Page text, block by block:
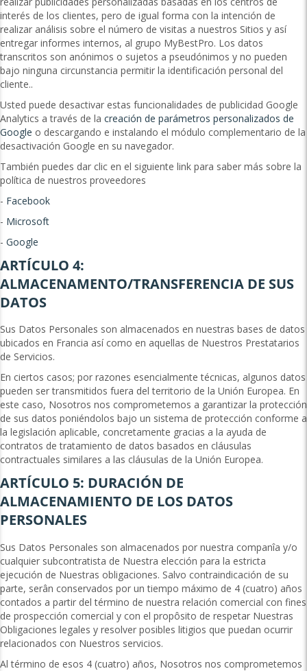
interés de los clientes, pero de igual forma con la intención de
realizar análisis sobre el número de visitas a nuestros Sitios y así
entregar informes internos, al grupo MyBestPro. Los datos
transcritos son anónimos o sujetos a pseudónimos y no pueden
bajo ninguna circunstancia permitir la identificación personal del
cliente..
Usted puede desactivar estas funcionalidades de publicidad Google
Analytics a través de la creación de parámetros personalizados de
Google o descargando e instalando el módulo complementario de la
desactivación Google en su navegador.
También puedes dar clic en el siguiente link para saber más sobre la
política de nuestros proveedores
- Facebook
- Microsoft
- Google
ARTÍCULO 4:
ALMACENAMENTO/TRANSFERENCIA DE SUS
DATOS
Sus Datos Personales son almacenados en nuestras bases de datos
ubicados en Francia así como en aquellas de Nuestros Prestatarios
de Servicios.
En ciertos casos; por razones esencialmente técnicas, algunos datos
pueden ser transmitidos fuera del territorio de la Unión Europea. En
este caso, Nosotros nos comprometemos a garantizar la protección
de sus datos poniéndolos bajo un sistema de protección conforme a
la legislación aplicable, concretamente gracias a la ayuda de
contratos de tratamiento de datos basados en cláusulas
contractuales similares a las cláusulas de la Unión Europea.
ARTÍCULO 5: DURACIÓN DE
ALMACENAMIENTO DE LOS DATOS
PERSONALES
Sus Datos Personales son almacenados por nuestra companîa y/o
cualquier subcontratista de Nuestra elección para la estricta
ejecución de Nuestras obligaciones. Salvo contraindicación de su
parte, serân conservados por un tiempo máximo de 4 (cuatro) años
contados a partir del término de nuestra relación comercial con fines
de prospección comercial y con el propôsito de respetar Nuestras
Obligaciones legales y resolver posibles litigios que puedan ocurrir
relacionados con Nuestros servicios.
Al término de esos 4 (cuatro) años, Nosotros nos comprometemos